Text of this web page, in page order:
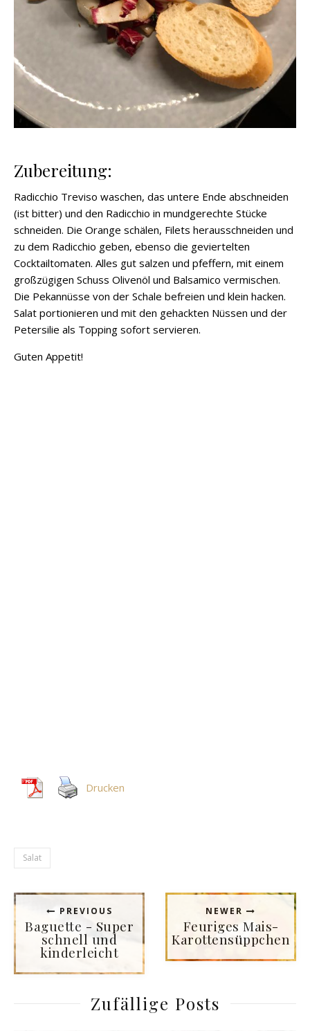
Zubereitung:
Radicchio Treviso waschen, das untere Ende abschneiden
(ist bitter) und den Radicchio in mundgerechte Stücke
schneiden. Die Orange schälen, Filets herausschneiden und
zu dem Radicchio geben, ebenso die geviertelten
Cocktailtomaten. Alles gut salzen und pfeffern, mit einem
großzügigen Schuss Olivenöl und Balsamico vermischen.
Die Pekannüsse von der Schale befreien und klein hacken.
Salat portionieren und mit den gehackten Nüssen und der
Petersilie als Topping sofort servieren.
Guten Appetit!
Drucken
Salat
PREVIOUS
Baguette - Super
schnell und
kinderleicht
NEWER
Feuriges Mais-
Karottensüppchen
Zufällige Posts